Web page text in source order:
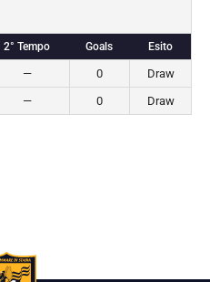
2° Tempo Goals Esito
— 0
Draw
— 0 Draw